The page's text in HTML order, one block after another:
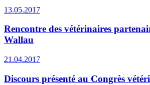
13.05.2017
Rencontre des vétérinaires
Wallau
21.04.2017
Discours présenté au Congrès